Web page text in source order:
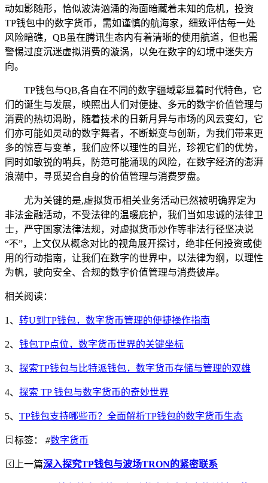
动如影随形，恰似波涛汹涌的海面暗藏着未知的危机，投资
TP钱包中的数字货币，需如谨慎的航海家，细致评估每一处
风险暗礁，QB虽在腾讯生态内有着清晰的使用航道，但也需
警惕过度沉迷虚拟消费的漩涡，以免在数字的幻境中迷失方
向。
TP钱包与QB,各自在不同的数字疆域彰显着时代特色，它
们的诞生与发展，映照出人们对便捷、多元的数字价值管理与
消费的热切渴盼，随着技术的日新月异与市场的风云变幻，它
们亦可能如灵动的数字舞者，不断蜕变与创新，为我们带来更
多的惊喜与变革，我们应怀以理性的目光，珍视它们的优势，
同时如敏锐的哨兵，防范可能涌现的风险，在数字经济的澎湃
浪潮中，寻觅契合自身的价值管理与消费罗盘。
尤为关键的是,虚拟货币相关业务活动已然被明确界定为
非法金融活动，不受法律的温暖庇护，我们当如忠诚的法律卫
士，严守国家法律法规，对虚拟货币炒作等非法行径坚决说
“不”，上文仅从概念对比的视角展开探讨，绝非任何投资或使
用的行动指南，让我们在数字的世界中，以法律为纲，以理性
为帆，驶向安全、合规的数字价值管理与消费彼岸。
相关阅读：
1、 转U到TP钱包，数字货币管理的便捷操作指南
2、 钱包TP点位，数字货币世界的关键坐标
3、 探索TP钱包与比特派钱包，数字货币存储与管理的双雄
4、 探索 TP 钱包与数字货币的奇妙世界
5、 TP钱包支持哪些币？全面解析TP钱包的数字货币生态
标签： #数字货币
上一篇深入探究TP钱包与波场TRON的紧密联系